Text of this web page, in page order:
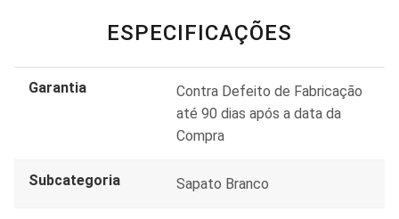
ESPECIFICAÇÕES
Garantia
Contra Defeito de Fabricação
até 90 dias após a data da
Compra
Subcategoria Sapato Branco